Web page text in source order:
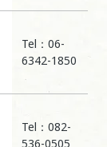
Tel：06-
6342-1850
Tel：082-
536-0505